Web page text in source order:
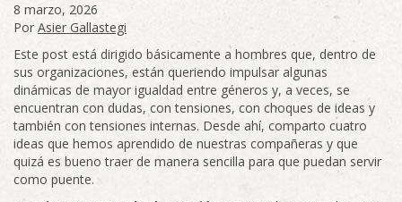
8 marzo, 2026
Por Asier Gallastegi
Este post está dirigido básicamente a hombres que, dentro de
sus organizaciones, están queriendo impulsar algunas
dinámicas de mayor igualdad entre géneros y, a veces, se
encuentran con dudas, con tensiones, con choques de ideas y
también con tensiones internas. Desde ahí, comparto cuatro
ideas que hemos aprendido de nuestras compañeras y que
quizá es bueno traer de manera sencilla para que puedan servir
como puente.